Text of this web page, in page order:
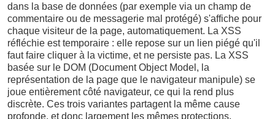
dans la base de données (par exemple via un champ de
commentaire ou de messagerie mal protégé) s'affiche pour
chaque visiteur de la page, automatiquement. La XSS
réfléchie est temporaire : elle repose sur un lien piégé qu'il
faut faire cliquer à la victime, et ne persiste pas. La XSS
basée sur le DOM (Document Object Model, la
représentation de la page que le navigateur manipule) se
joue entièrement côté navigateur, ce qui la rend plus
discrète. Ces trois variantes partagent la même cause
profonde, et donc largement les mêmes protections.